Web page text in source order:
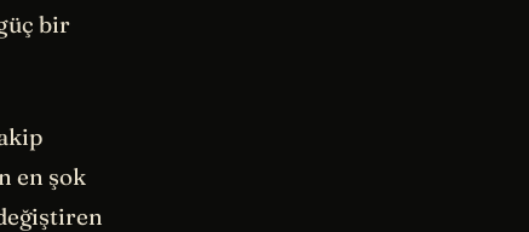
bir
en şok